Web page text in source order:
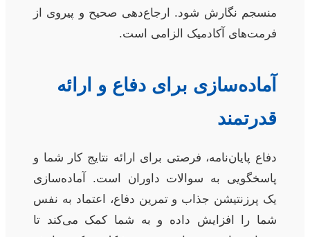
منسجم نگارش شود. ارجاع‌دهی صحیح و پیروی از
فرمت‌های آکادمیک الزامی است.
آماده‌سازی برای دفاع و ارائه
قدرتمند
دفاع پایان‌نامه، فرصتی برای ارائه نتایج کار شما و
پاسخگویی به سوالات داوران است. آماده‌سازی
یک پرزنتیشن جذاب و تمرین دفاع، اعتماد به نفس
شما را افزایش داده و به شما کمک می‌کند تا